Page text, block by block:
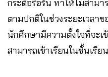
กระตือรือร้น ทำให้ไม่สามา
ตามปกติในช่วงระยะเวลา
นักศึกษามีความตั้งใจที่จะเ
สามารถเข้าเรียนในชั้นเรี